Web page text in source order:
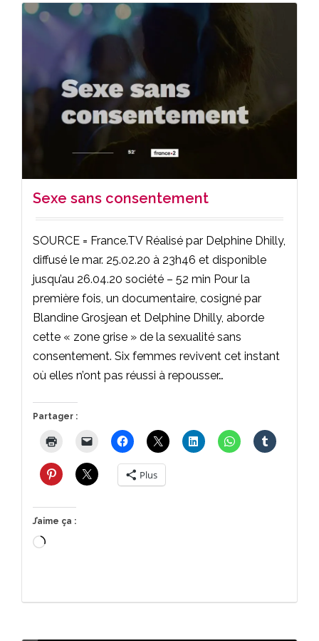
Sexe sans consentement
SOURCE = France.TV Réalisé par Delphine Dhilly,
diffusé le mar. 25.02.20 à 23h46 et disponible
jusqu’au 26.04.20 société – 52 min Pour la
première fois, un documentaire, cosigné par
Blandine Grosjean et Delphine Dhilly, aborde
cette « zone grise » de la sexualité sans
consentement. Six femmes revivent cet instant
où elles n’ont pas réussi à repousser…
Partager :
Plus
J’aime ça :
Chargement…